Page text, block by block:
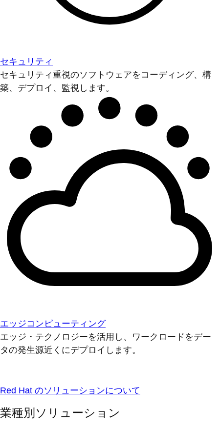
セキュリティ
セキュリティ重視のソフトウェアをコーディング、構
築、デプロイ、監視します。
エッジコンピューティング
エッジ・テクノロジーを活用し、ワークロードをデー
タの発生源近くにデプロイします。
Red Hat のソリューションについて
業種別ソリューション